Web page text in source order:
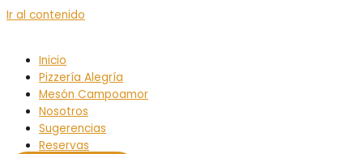
Ir al contenido
Inicio
Pizzería Alegría
Mesón Campoamor
Nosotros
Sugerencias
Reservas